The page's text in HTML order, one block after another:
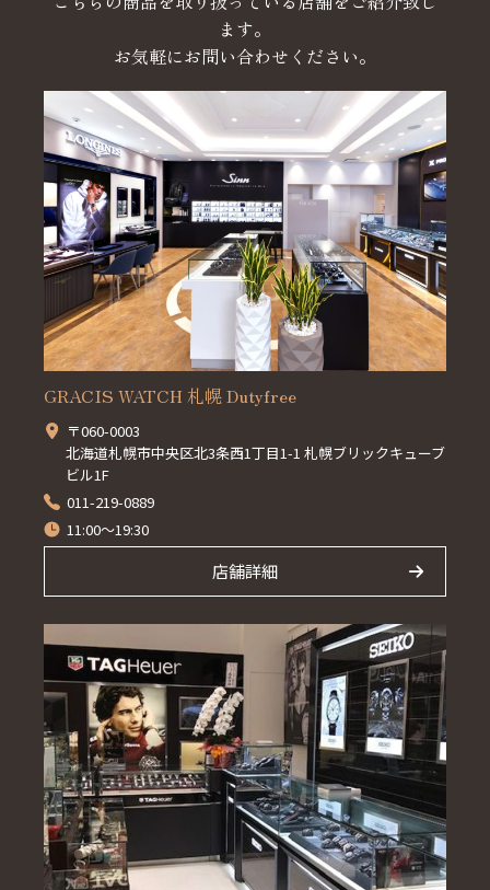
ます。
お気軽にお問い合わせください。
GRACIS WATCH 札幌 Dutyfree
〒060-0003
北海道札幌市中央区北3条西1丁目1-1 札幌ブリックキューブ
ビル1F
011-219-0889
11:00～19:30
店舗詳細